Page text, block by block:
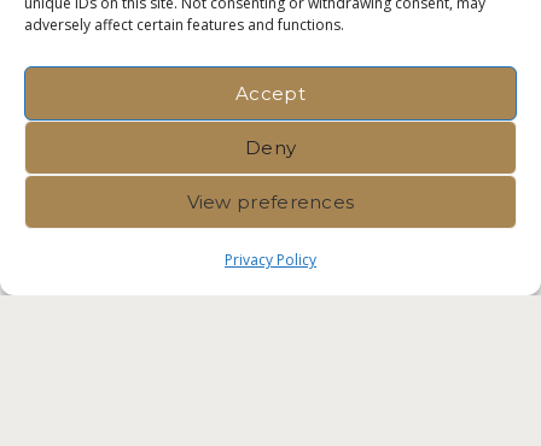
adversely affect certain features and functions.
Accept
Deny
View preferences
Privacy Policy